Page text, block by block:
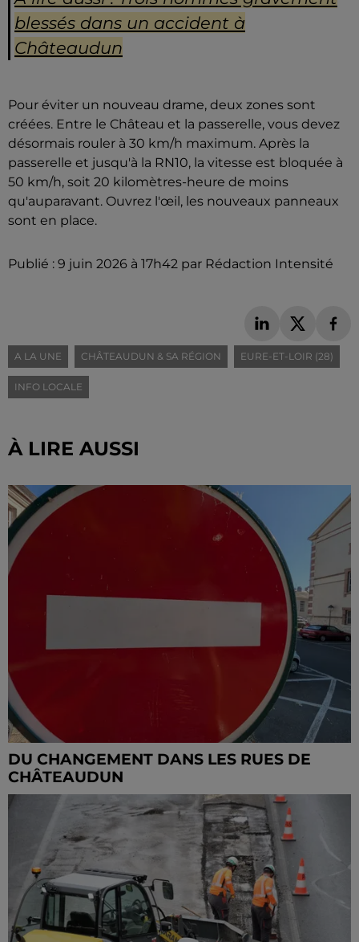
blessés dans un accident à
Châteaudun
Pour éviter un nouveau drame, deux zones sont
créées. Entre le Château et la passerelle, vous devez
désormais rouler à 30 km/h maximum. Après la
passerelle et jusqu'à la RN10, la vitesse est bloquée à
50 km/h, soit 20 kilomètres-heure de moins
qu'auparavant. Ouvrez l'œil, les nouveaux panneaux
sont en place.
Publié : 9 juin 2026 à 17h42 par Rédaction Intensité
A LA UNE CHÂTEAUDUN & SA RÉGION EURE-ET-LOIR (28)
INFO LOCALE
À LIRE AUSSI
DU CHANGEMENT DANS LES RUES DE
CHÂTEAUDUN